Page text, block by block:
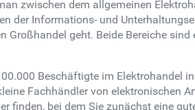
zwischen dem allgemeinen
der Informations- und
Großhandel geht. Beide Bereiche
Beschäftigte im Elektrohandel
Fachhändler von elektronischen
finden, bei dem Sie zunächst eine